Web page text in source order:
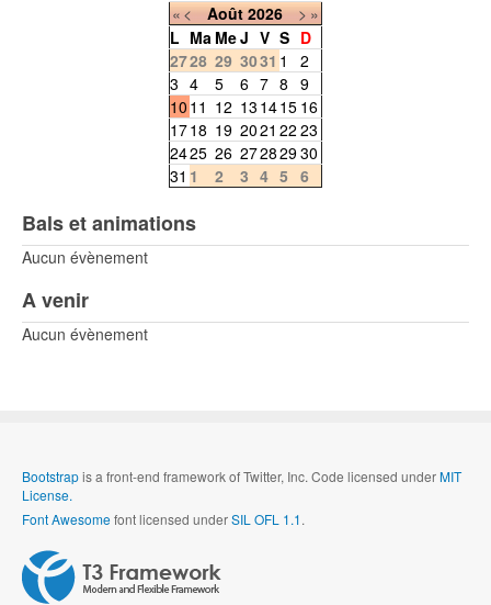
«< Août 2026 >»
L Ma MeJ V S D
2728 29 3031 1
2
3 4 5 6 7 8 9
10 11 12 13 1415 16
1718 19 2021 22 23
2425 26 27282930
31 1 2 3 4 5 6
Bals et animations
Aucun évènement
A venir
Aucun évènement
Bootstrapis a front-end framework of Twitter, Inc. Code licensed underMIT
License.
Font Awesomefont licensed underSIL OFL 1.1.